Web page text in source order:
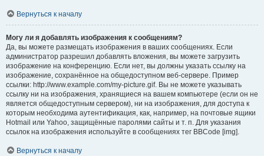
Вернуться к началу
Могу ли я добавлять изображения к сообщениям?
Да, вы можете размещать изображения в ваших сообщениях. Если
администратор разрешил добавлять вложения, вы можете загрузить
изображение на конференцию. Если нет, вы должны указать ссылку на
изображение, сохранённое на общедоступном веб-сервере. Пример
ссылки: http://www.example.com/my-picture.gif. Вы не можете указывать
ссылку ни на изображения, хранящиеся на вашем компьютере (если он не
является общедоступным сервером), ни на изображения, для доступа к
которым необходима аутентификация, как, например, на почтовые ящики
Hotmail или Yahoo, защищённые паролями сайты и т. п. Для указания
ссылок на изображения используйте в сообщениях тег BBCode [img].
Вернуться к началу